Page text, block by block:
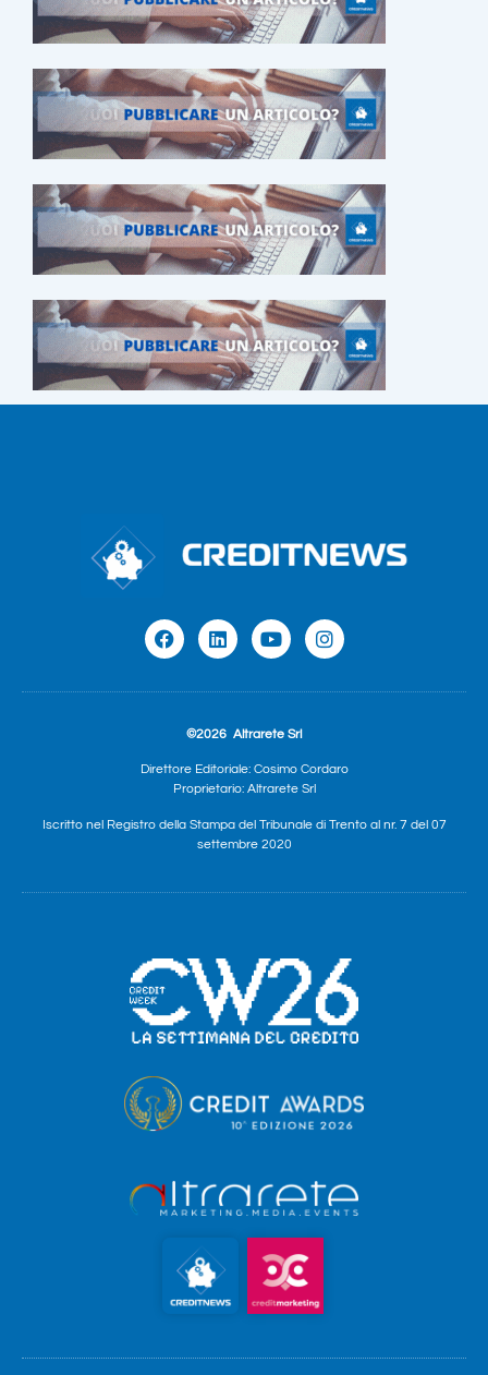
©2026 Altrarete Srl
Direttore Editoriale: Cosimo Cordaro
Proprietario: Altrarete Srl
Iscritto nel Registro della Stampa del Tribunale di Trento al nr. 7 del 07
settembre 2020